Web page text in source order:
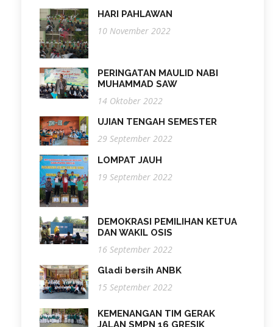
HARI PAHLAWAN
10 November 2022
PERINGATAN MAULID NABI
MUHAMMAD SAW
14 Oktober 2022
UJIAN TENGAH SEMESTER
29 September 2022
LOMPAT JAUH
19 September 2022
DEMOKRASI PEMILIHAN KETUA
DAN WAKIL OSIS
16 September 2022
Gladi bersih ANBK
15 September 2022
KEMENANGAN TIM GERAK
JALAN SMPN 16 GRESIK